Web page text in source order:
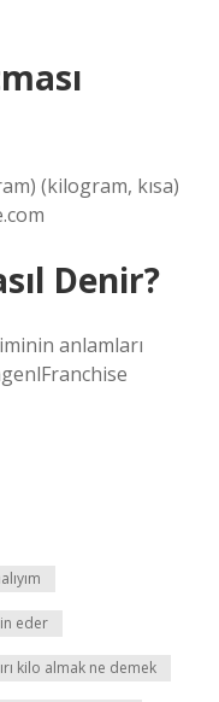
(kilogram, kısa)
Denir?
anlamları
eder
kilo almak ne demek